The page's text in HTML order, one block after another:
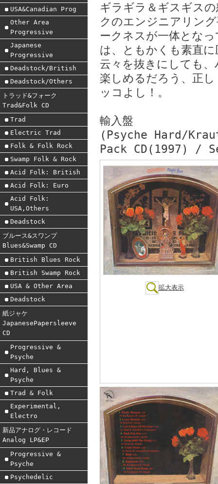
USA&Canadian Prog
Other Area
Progressive
Japanese
Progressive
Deadstock/British
Deadstock/Others
トラッド&フォーク
Trad&Folk CD
Trad
Electric Trad
Folk & Folk Rock
Swamp Folk & Rock
Acid Folk: British
Acid Folk: Euro
Acid Folk:
USA,Others
Deadstock
ブルース&スワンプ
Blues&Swamp CD
British Blues Rock
British Swamp Rock
USA & Other Area
Deadstock
紙ジャケ
JapanesePapersleeve
CD
Progressive &
Psyche
Hard, Blues &
Psyche
Trad & Folk
Experimental,
Electro
新品アナログ・レコード
Analog LP&EP
Progressive &
Psyche
Psychedelic
ギラギラ＆ギスギス
クのエンジニアリン
ークネスが一体とな
は、ともかくも素直
云々を抜きにしても
楽しめるだろう、正
ッコよし！。
輸入盤
(Psyche Hard/
Pack CD(1997) /
拡大表示